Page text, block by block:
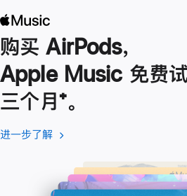
购买 AirPods，
Apple Music 免费
三个月脚
注
⁺。
进一步了解 进
了
(在
口